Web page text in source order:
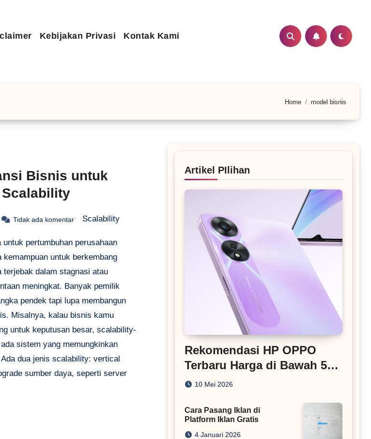
Kebijakan Privasi Kontak Kami
Home model bisnis
Bisnis untuk
Tidak ada komentar Scalability
pertumbuhan perusahaan
kemampuan untuk berkembang
dalam stagnasi atau
meningkat. Banyak pemilik
pendek tapi lupa membangun
Misalnya, kalau bisnis kamu
untuk keputusan besar, scalability-
sistem yang memungkinkan
dua jenis scalability: vertical
sumber daya, seperti server
Artikel PIlihan
Rekomendasi HP OPPO
Terbaru Harga di Bawah 5
Juta
10 Mei 2026
Cara Pasang Iklan di
Platform Iklan Gratis
4 Januari 2026